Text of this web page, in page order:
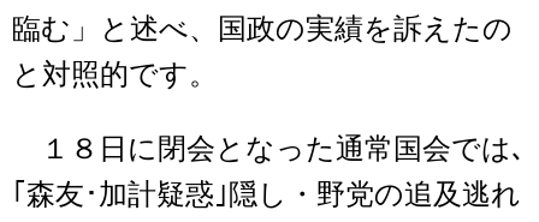
臨む」と述べ、国政の実績を訴えたの
と対照的です。
１８日に閉会となった通常国会では､
｢森友･加計疑惑｣隠し・野党の追及逃れ